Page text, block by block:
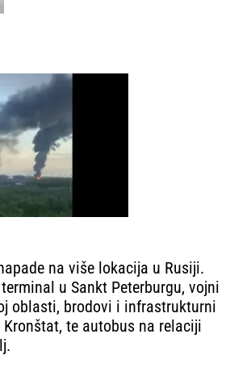
na više lokacija u Rusiji.
u Sankt Peterburgu, vojni
oblasti, brodovi i infrastrukturni
te autobus na relaciji